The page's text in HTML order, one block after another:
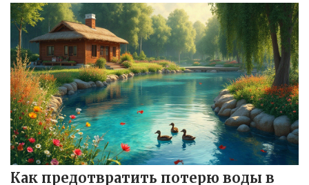
полезна для поддержания экосистемы пруда.
Как предотвратить потерю воды в